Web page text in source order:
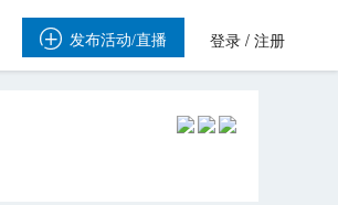
 发布活动/直播 登录 / 注册